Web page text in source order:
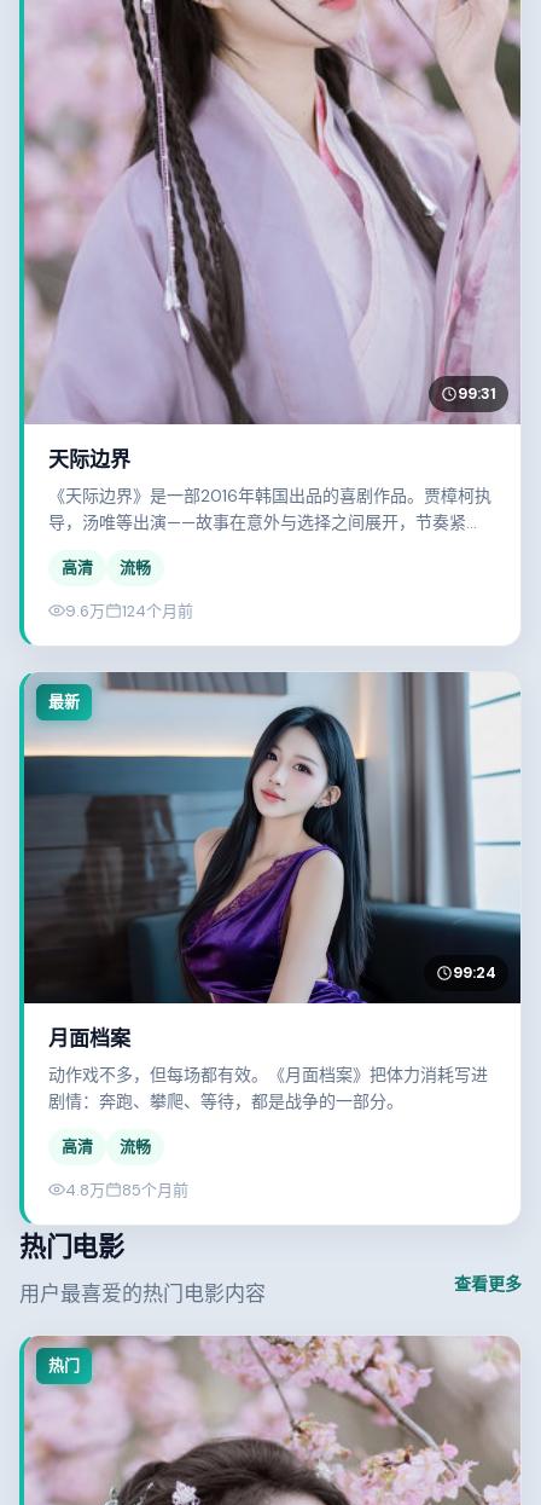
99:31
天际边界
《天际边界》是一部2016年韩国出品的喜剧作品。贾樟柯执
导，汤唯等出演——故事在意外与选择之间展开，节奏紧
高清 流畅
9.6万 124个月前
最新
99:24
月面档案
动作戏不多，但每场都有效。《月面档案》把体力消耗写进
剧情：奔跑、攀爬、等待，都是战争的一部分。
高清 流畅
4.8万 85个月前
热门电影
用户最喜爱的热门电影内容 查看更多
热门